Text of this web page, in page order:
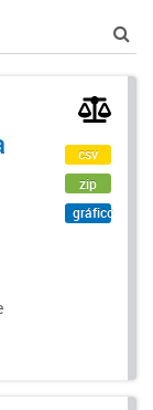
csv
zip
gráfico